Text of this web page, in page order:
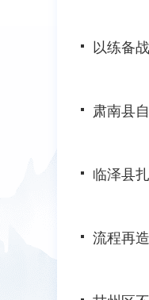
以练备
肃南县
临泽县
流程再